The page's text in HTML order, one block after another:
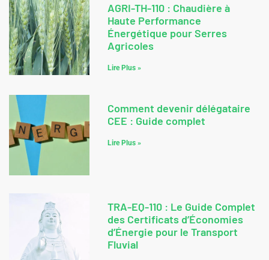
AGRI-TH-110 : Chaudière à
Haute Performance
Énergétique pour Serres
Agricoles
Lire Plus »
Comment devenir délégataire
CEE : Guide complet
Lire Plus »
TRA-EQ-110 : Le Guide Complet
des Certificats d’Économies
d’Énergie pour le Transport
Fluvial